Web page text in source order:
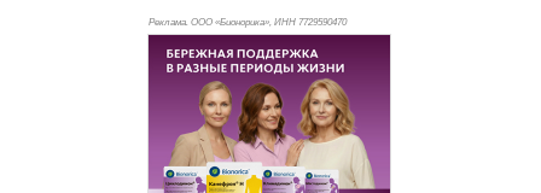
Реклама. ООО «Бионорика», ИНН 7729590470